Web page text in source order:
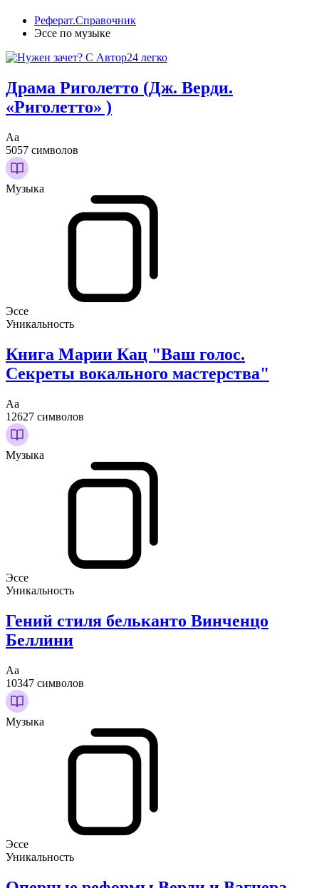
Реферат.Справочник
Эссе по музыке
Драма Риголетто (Дж. Верди.
«Риголетто» )
Аа
5057 символов
Музыка
Эссе
Уникальность
Книга Марии Кац "Ваш голос.
Секреты вокального мастерства"
Аа
12627 символов
Музыка
Эссе
Уникальность
Гений стиля бельканто Винченцо
Беллини
Аа
10347 символов
Музыка
Эссе
Уникальность